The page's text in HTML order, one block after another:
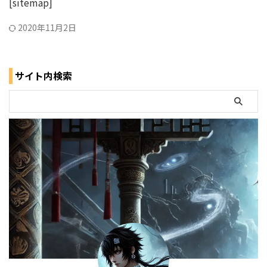
2020年11月2日
サイト内検索